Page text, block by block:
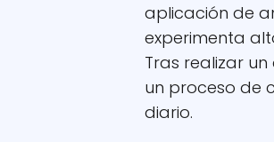
aplicación de
experimenta
Tras realizar
un proceso de
diario.